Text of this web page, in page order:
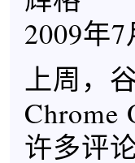
2009年7
上周，
Chrome
许多评